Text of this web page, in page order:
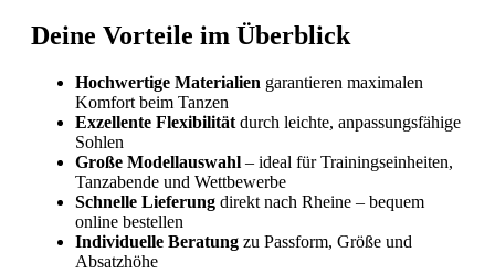
Deine Vorteile im Überblick
Hochwertige Materialien garantieren maximalen
Komfort beim Tanzen
Exzellente Flexibilität durch leichte, anpassungsfähige
Sohlen
Große Modellauswahl – ideal für Trainingseinheiten,
Tanzabende und Wettbewerbe
Schnelle Lieferung direkt nach Rheine – bequem
online bestellen
Individuelle Beratung zu Passform, Größe und
Absatzhöhe